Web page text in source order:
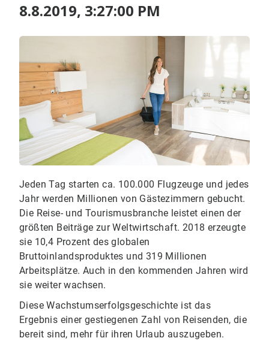
8.8.2019, 3:27:00 PM
Jeden Tag starten ca. 100.000 Flugzeuge und jedes
Jahr werden Millionen von Gästezimmern gebucht.
Die Reise- und Tourismusbranche leistet einen der
größten Beiträge zur Weltwirtschaft. 2018 erzeugte
sie 10,4 Prozent des globalen
Bruttoinlandsproduktes und 319 Millionen
Arbeitsplätze. Auch in den kommenden Jahren wird
sie weiter wachsen.
Diese Wachstumserfolgsgeschichte ist das
Ergebnis einer gestiegenen Zahl von Reisenden, die
bereit sind, mehr für ihren Urlaub auszugeben.